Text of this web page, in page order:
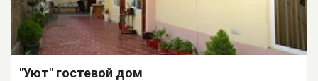
"Уют" гостевой дом